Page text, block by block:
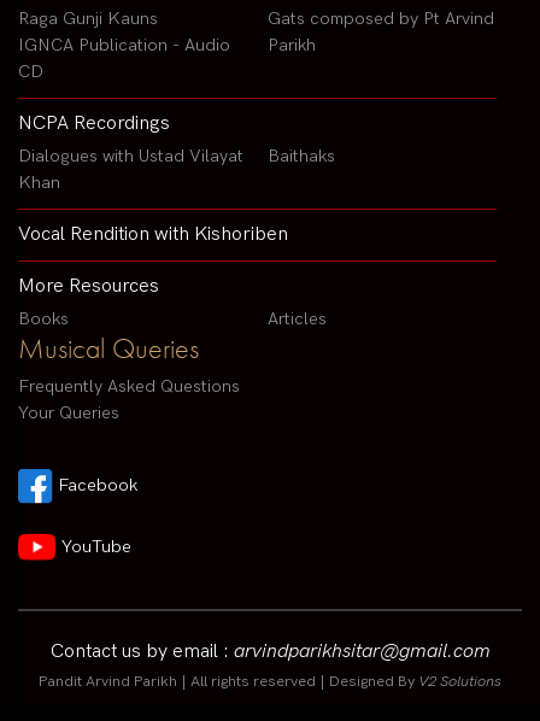
Raga Gunji Kauns
IGNCA Publication - Audio
CD
Gats composed by Pt Arvind
Parikh
NCPA Recordings
Dialogues with Ustad Vilayat
Khan
Baithaks
Vocal Rendition with Kishoriben
More Resources
Books Articles
Musical Queries
Frequently Asked Questions
Your Queries
Facebook
YouTube
Contact us by email : arvindparikhsitar@gmail.com
Pandit Arvind Parikh | All rights reserved | Designed By V2 Solutions